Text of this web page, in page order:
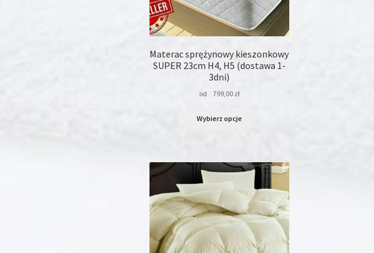
Materac sprężynowy kieszonkowy
SUPER 23cm H4, H5 (dostawa 1-
3dni)
od 799,00 zł
Wybierz opcje
Opcje
można
wybrać
stronie
produktu